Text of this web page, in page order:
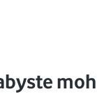
ke kartě 150
Mobilní
pro